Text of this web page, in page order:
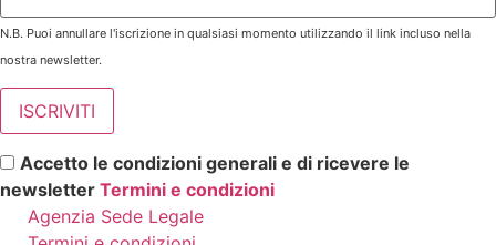
Agenzia Sede Legale
N.B. Puoi annullare l'iscrizione in qualsiasi momento utilizzando il link incluso nella
nostra newsletter.
Accetto le condizioni generali e di ricevere le
newsletter Termini e condizioni